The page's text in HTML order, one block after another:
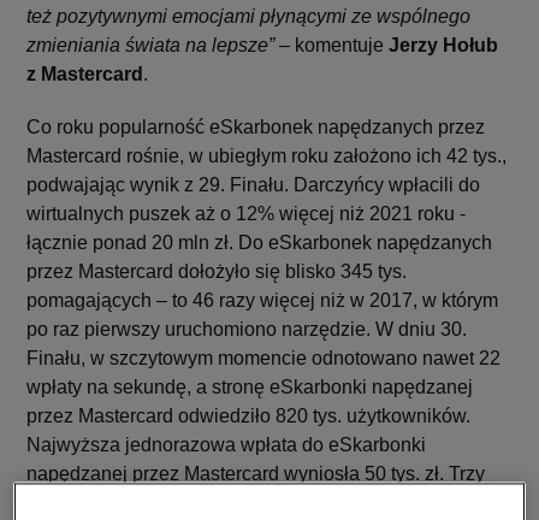
też pozytywnymi emocjami płynącymi ze wspólnego
zmieniania świata na lepsze” – komentujeJerzy Hołub
z Mastercard .
Co roku popularność eSkarbonek napędzanych przez
Mastercard rośnie, w ubiegłym roku założono ich 42 tys.,
podwajając wynik z 29. Finału. Darczyńcy wpłacili do
wirtualnych puszek aż o 12% więcej niż 2021 roku -
łącznie ponad 20 mln zł. Do eSkarbonek napędzanych
przez Mastercard dołożyło się blisko 345 tys.
pomagających – to 46 razy więcej niż w 2017, w którym
po raz pierwszy uruchomiono narzędzie. W dniu 30.
Finału, w szczytowym momencie odnotowano nawet 22
wpłaty na sekundę, a stronę eSkarbonki napędzanej
przez Mastercard odwiedziło 820 tys. użytkowników.
Najwyższa jednorazowa wpłata do eSkarbonki
napędzanej przez Mastercard wyniosła 50 tys. zł. Trzy